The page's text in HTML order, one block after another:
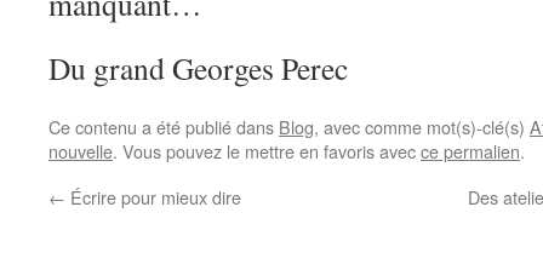
Du grand Georges Perec
Ce contenu a été publié dans Blog, avec comme mot(s)-clé(s)
nouvelle. Vous pouvez le mettre en favoris avecce permalien.
← Écrire pour mieux dire Des